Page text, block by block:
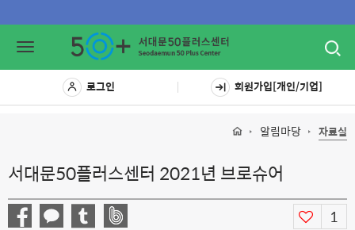
Toggle
로그인 회원가입[개인/기업]
알림마당 자료실
서대문50플러스센터 2021년 브로슈어
1